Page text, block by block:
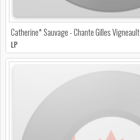
Catherine* Sauvage - Chante Gilles Vigneault
LP